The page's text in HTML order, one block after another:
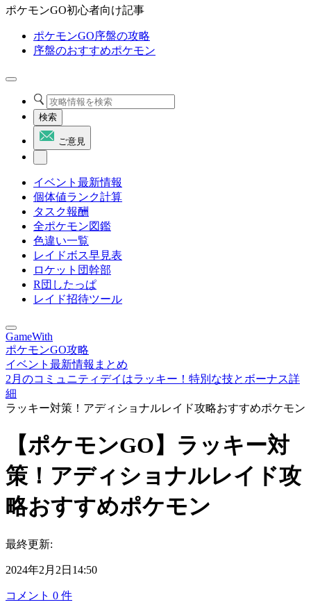
ポケモンGO初心者向け記事
ポケモンGO序盤の攻略
序盤のおすすめポケモン
検索
ご意見
イベント最新情報
個体値ランク計算
タスク報酬
全ポケモン図鑑
色違い一覧
レイドボス早見表
ロケット団幹部
R団したっぱ
レイド招待ツール
GameWith
ポケモンGO攻略
イベント最新情報まとめ
2月のコミュニティデイはラッキー！特別な技とボーナス詳
細
ラッキー対策！アディショナルレイド攻略おすすめポケモン
【ポケモンGO】ラッキー対
策！アディショナルレイド攻
略おすすめポケモン
最終更新:
2024年2月2日14:50
コメント 0 件